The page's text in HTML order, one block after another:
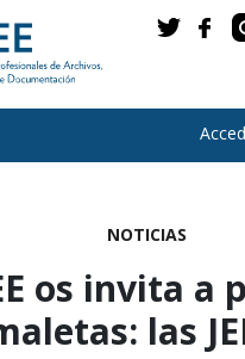
NOTICIAS
os invita a
las